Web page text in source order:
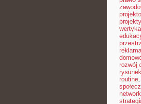
rozwój
routine,